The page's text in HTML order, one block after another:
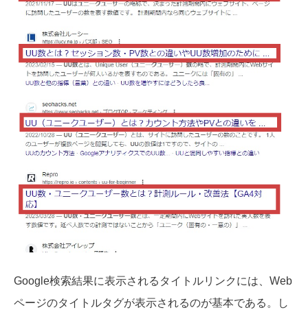
Google検索結果に表示されるタイトルリンクには、Web
ページのタイトルタグが表示されるのが基本である。し